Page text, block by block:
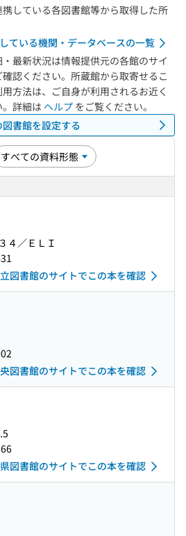
している各図書館等から取得した所
ている機関・データベースの一覧
最新状況は情報提供元の各館のサイ
認ください。所蔵館から取寄せるこ
方法は、ご自身が利用されるお近く
詳細は ヘルプ をご覧ください。
書館を設定する
４／ＥＬＩ
図書館のサイトでこの本を確認
図書館のサイトでこの本を確認
図書館のサイトでこの本を確認